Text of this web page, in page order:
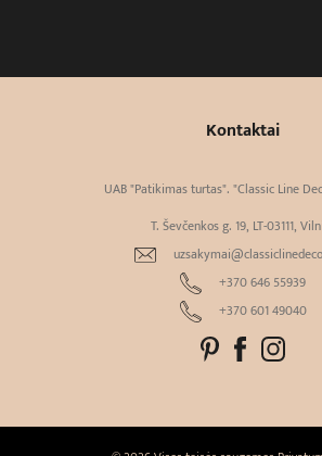
Kontaktai
UAB "Patikimas turtas". "Classic Line
T. Ševčenkos g. 19, LT-03111,
+370 646 55939
+370 601 49040